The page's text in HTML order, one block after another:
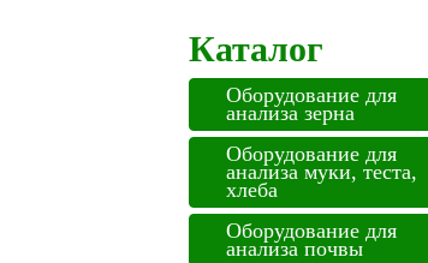
Каталог
Оборудование для
анализа зерна
Оборудование для
анализа муки, теста,
хлеба
Оборудование для
анализа почвы